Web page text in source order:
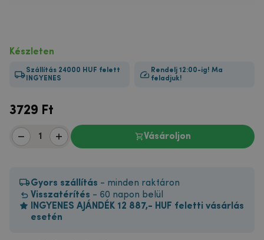
Készleten
Szállítás 24000 HUF felett
INGYENES
Rendelj 12:00-ig! Ma
feladjuk!
3729 Ft
Vásároljon
Gyors szállítás - minden raktáron
Visszatérítés - 60 napon belül
INGYENES AJÁNDÉK 12 887,- HUF feletti vásárlás
esetén